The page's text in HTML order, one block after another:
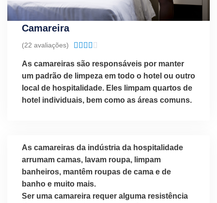
Camareira
(22 avaliações)     
4.1
de
5
As camareiras são responsáveis por manter
um padrão de limpeza em todo o hotel ou outro
local de hospitalidade. Eles limpam quartos de
hotel individuais, bem como as áreas comuns.
As camareiras da indústria da hospitalidade
arrumam camas, lavam roupa, limpam
banheiros, mantêm roupas de cama e de
banho e muito mais.
Ser uma camareira requer alguma resistência